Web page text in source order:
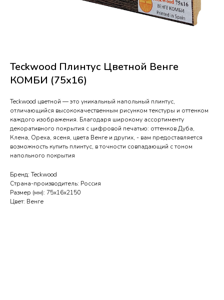
Teckwood Плинтус Цветной Венге
КОМБИ (75х16)
Teckwood цветной — это уникальный напольный плинтус,
отличающийся высококачественным рисунком текстуры и оттенком
каждого изображения. Благодаря широкому ассортименту
декоративного покрытия с цифровой печатью: оттенков Дуба,
Клена, Ореха, ясеня, цвета Венге и других, - вам предоставляется
возможность купить плинтус, в точности совпадающий с тоном
напольного покрытия
Бренд: Teckwood
Страна-производитель: Россия
Размер (мм): 75х16х2150
Цвет: Венге